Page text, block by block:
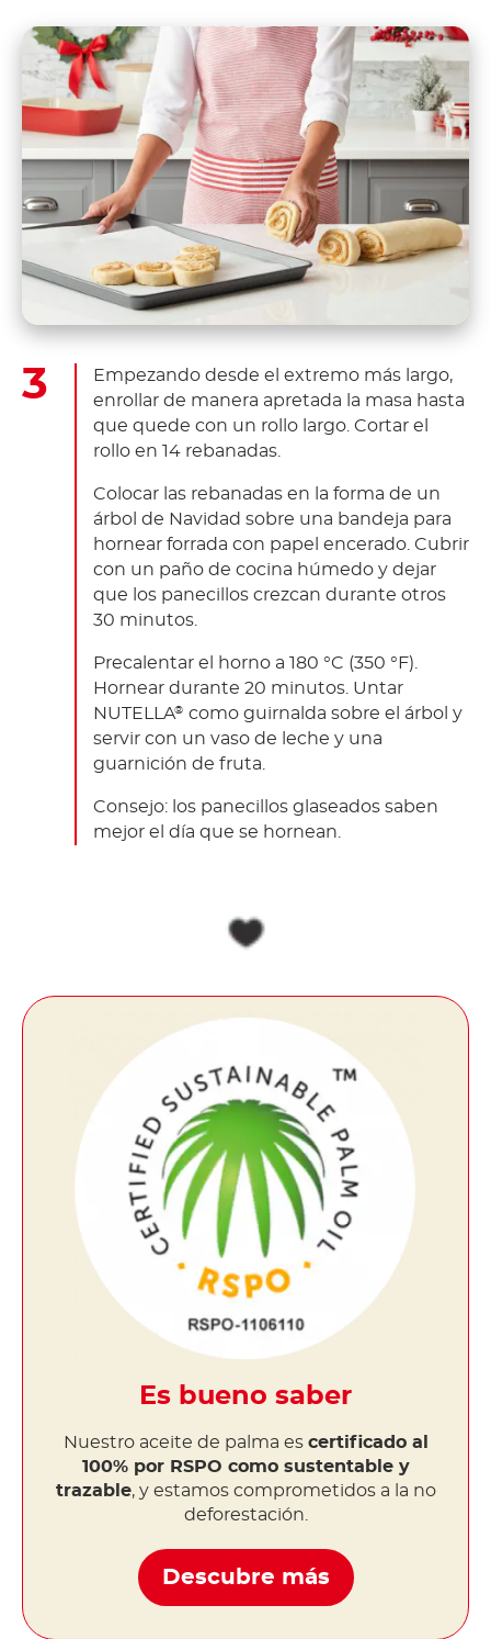
Empezando desde el extremo más largo,
enrollar de manera apretada la masa hasta
que quede con un rollo largo. Cortar el
rollo en 14 rebanadas.
Colocar las rebanadas en la forma de un
árbol de Navidad sobre una bandeja para
hornear forrada con papel encerado. Cubrir
con un paño de cocina húmedo y dejar
que los panecillos crezcan durante otros
30 minutos.
Precalentar el horno a 180 °C (350 °F).
Hornear durante 20 minutos. Untar
NUTELLA® como guirnalda sobre el árbol y
servir con un vaso de leche y una
guarnición de fruta.
Consejo: los panecillos glaseados saben
mejor el día que se hornean.
Es bueno saber
Nuestro aceite de palma es certificado al
100% por RSPO como sustentable y
trazable, y estamos comprometidos a la no
deforestación.
Descubre más